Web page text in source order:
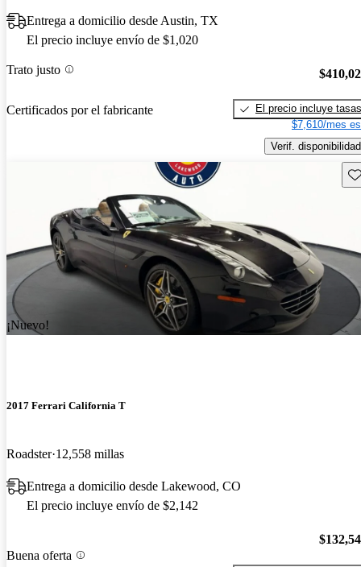
Entrega a domicilio desde Austin, TX
El precio incluye envío de $1,020
Trato justo
Certificados por el fabricante
El precio incluye tasas
$7,610/mes
Verif. disponibilidad
¡Nuevo!
2017 Ferrari California T
Roadster 12,558 millas
Entrega a domicilio desde Lakewood, CO
El precio incluye envío de $2,142
Buena oferta